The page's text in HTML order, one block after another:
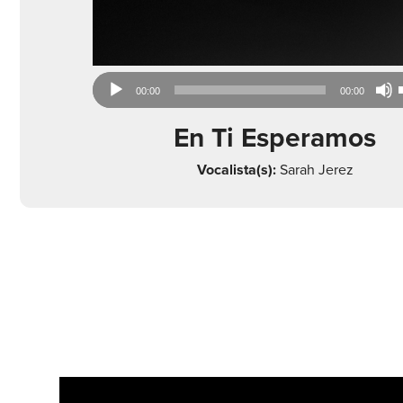
Audio
00:00 00:00
En Ti Esperamos
Vocalista(s):Sarah Jerez